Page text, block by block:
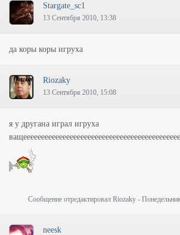
Stargate_sc1
13 Сентября 2010, 13:38
да коры коры игруха
Riozaky
13 Сентября 2010, 15:08
я у другана играл игруха
Сообщение отредактировал Riozaky -
neesk